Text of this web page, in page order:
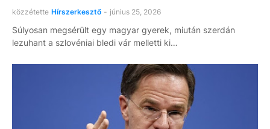
közzétette Hírszerkesztő - június 25, 2026
Súlyosan megsérült egy magyar gyerek, miután szerdán
lezuhant a szlovéniai bledi vár melletti ki…